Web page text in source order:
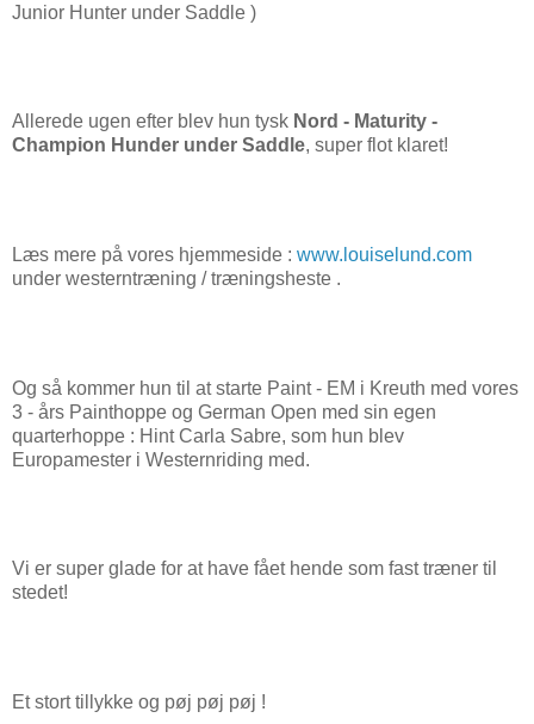
Junior Hunter under Saddle )
Allerede ugen efter blev hun tysk Nord - Maturity -
Champion Hunder under Saddle, super flot klaret!
Læs mere på vores hjemmeside : www.louiselund.com
under westerntræning / træningsheste .
Og så kommer hun til at starte Paint - EM i Kreuth med vores
3 - års Painthoppe og German Open med sin egen
quarterhoppe : Hint Carla Sabre, som hun blev
Europamester i Westernriding med.
Vi er super glade for at have fået hende som fast træner til
stedet!
Et stort tillykke og pøj pøj pøj !